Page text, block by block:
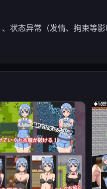
状态异常（发情、拘束等